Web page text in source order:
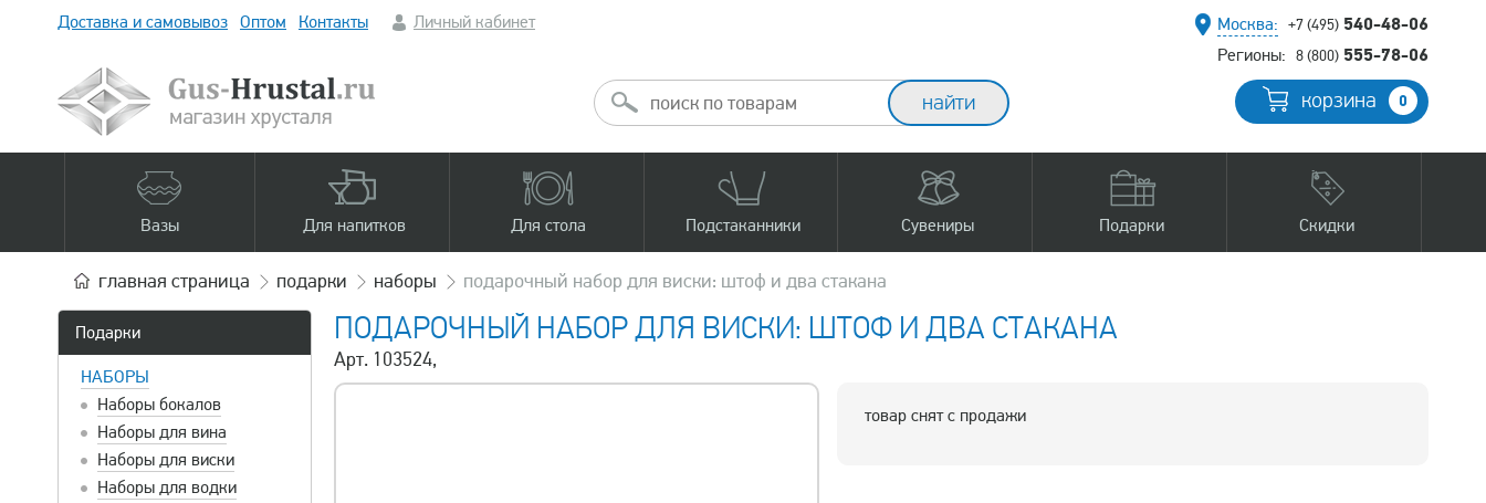
Доставка и самовывоз Оптом Контакты Личный кабинет Москва: +7 (495) 540-48-06
Регионы: 8 (800) 555-78-06
корзина 0
Вазы Для напитков Для стола Подстаканники Сувениры Подарки Скидки
главная страница подарки наборы подарочный набор для виски: штоф и два стакана
Подарки
НАБОРЫ
Наборы бокалов
Наборы для вина
Наборы для виски
Наборы для водки
ПОДАРОЧНЫЙ НАБОР ДЛЯ ВИСКИ: ШТОФ И ДВА СТАКАНА
Арт. 103524,
товар снят с продажи